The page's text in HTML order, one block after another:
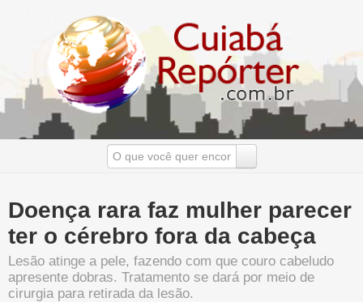
Doença rara faz mulher parecer
ter o cérebro fora da cabeça
Lesão atinge a pele, fazendo com que couro cabeludo
apresente dobras. Tratamento se dará por meio de
cirurgia para retirada da lesão.